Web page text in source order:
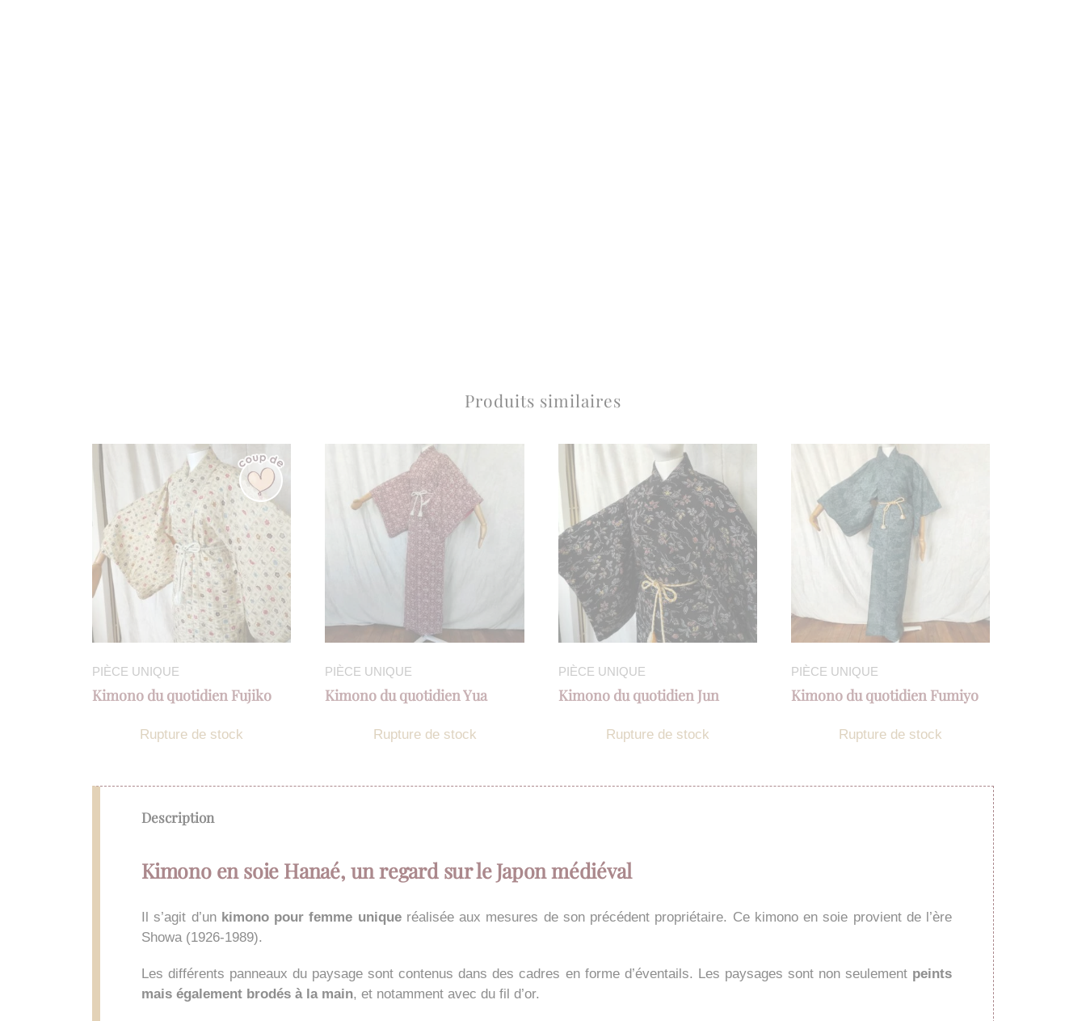
Produits similaires
PIÈCE UNIQUE
Kimono du quotidien Fujiko
Rupture de stock
PIÈCE UNIQUE
Kimono du quotidien Yua
Rupture de stock
PIÈCE UNIQUE
Kimono du quotidien Jun
Rupture de stock
PIÈCE UNIQUE
Kimono du quotidien Fumiyo
Rupture de stock
Description
Kimono en soie Hanaé, un regard sur le Japon médiéval
Il s’agit d’unkimono pour femme uniqueréalisée aux mesures de son précédent propriétaire. Ce kimono en soie provient de l’ère
Showa (1926-1989).
Les différents panneaux du paysage sont contenus dans des cadres en forme d’éventails. Les paysages sont non seulement peints
mais également brodés à la main, et notamment avec du fil d’or.